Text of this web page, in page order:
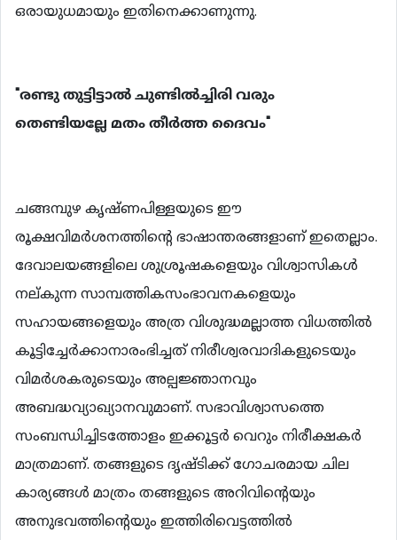
ഒരായുധമായും ഇതിനെക്കാണുന്നു.
"രണ്ടു തുട്ടിട്ടാല്‍ ചുണ്ടില്‍ച്ചിരി വരും
തെണ്ടിയല്ലേ മതം തീര്‍ത്ത ദൈവം"
ചങ്ങമ്പുഴ കൃഷ്ണപിള്ളയുടെ ഈ
രൂക്ഷവിമര്‍ശനത്തിന്‍റെ ഭാഷാന്തരങ്ങളാണ് ഇതെല്ലാം.
ദേവാലയങ്ങളിലെ ശുശ്രൂഷകളെയും വിശ്വാസികള്‍
നല്കുന്ന സാമ്പത്തികസംഭാവനകളെയും
സഹായങ്ങളെയും അത്ര വിശുദ്ധമല്ലാത്ത വിധത്തില്‍
കൂട്ടിച്ചേര്‍ക്കാനാരംഭിച്ചത് നിരീശ്വരവാദികളുടെയും
വിമര്‍ശകരുടെയും അല്പജ്ഞാനവും
അബദ്ധവ്യാഖ്യാനവുമാണ്. സഭാവിശ്വാസത്തെ
സംബന്ധിച്ചിടത്തോളം ഇക്കൂട്ടര്‍ വെറും നിരീക്ഷകര്‍
മാത്രമാണ്. തങ്ങളുടെ ദൃഷ്ടിക്ക് ഗോചരമായ ചില
കാര്യങ്ങള്‍ മാത്രം തങ്ങളുടെ അറിവിന്‍റെയും
അനുഭവത്തിന്‍റെയും ഇത്തിരിവെട്ടത്തില്‍